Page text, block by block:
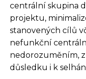
centrální skupina
projektu,
stanovených cílů
nefunkční
nedorozuměním,
důsledku i k